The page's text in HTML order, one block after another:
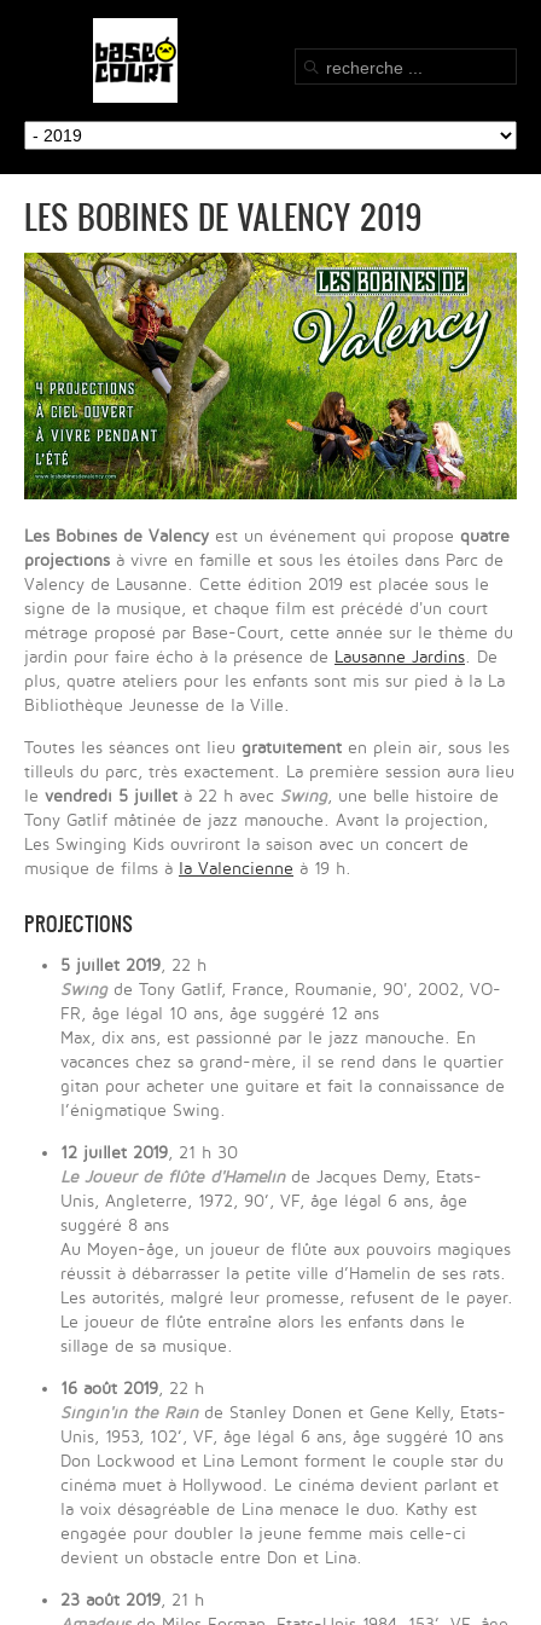
LES BOBINES DE VALENCY 2019
Les Bobines de Valency est un événement qui propose quatre
projections à vivre en famille et sous les étoiles dans Parc de
Valency de Lausanne. Cette édition 2019 est placée sous
le
signe de la musique , et c haque film est précédé d'un court
métrage proposé par Base-Court, cette année sur
le thème du
jardin pour faire écho à la présence de Lausanne Jardins. De
plus, quatre ateliers pour les enfants sont mis sur pied à la La
Bibliothèque Jeunesse de la Ville.
Toutes les séances ont lieu gratuitement en plein air, sous les
tilleuls du parc, très exactement. La première session aura lieu
le vendredi 5 juillet à 22 h avec Swing, une belle histoire de
Tony Gatlif mâtinée de jazz manouche. Avant la projection,
Les Swinging Kids ouvriront la saison avec un concert de
musique de films à la Valencienne à 19 h.
PROJECTIONS
5 juillet 2019, 22 h
Swingde Tony Gatlif, France, Roumanie, 90', 2002, VO-
FR, âge légal 10 ans, âge suggéré 12 ans
Max, dix ans, est passionné par le jazz manouche. En
vacances chez sa grand-mère, il se rend dans le quartier
gitan pour acheter une guitare et fait la connaissance de
l’énigmatique Swing.
12 juillet 2019, 21 h 30
Le Joueur de flûte d'Hamelinde Jacques Demy, Etats-
Unis, Angleterre, 1972, 90’, VF, âge légal 6 ans, âge
suggéré 8 ans
Au Moyen-âge, un joueur de flûte aux pouvoirs magiques
réussit à débarrasser la petite ville d’Hamelin de ses rats.
Les autorités, malgré leur promesse, refusent de le payer.
Le joueur de flûte entraîne alors les enfants dans le
sillage de sa musique.
16 août 2019, 22 h
Singin'in the Rainde Stanley Donen et Gene Kelly, Etats-
Unis, 1953, 102’, VF, âge légal 6 ans, âge suggéré 10 ans
Don Lockwood et Lina Lemont forment le couple star du
cinéma muet à Hollywood. Le cinéma devient parlant et
la voix désagréable de Lina menace le duo. Kathy est
engagée pour doubler la jeune femme mais celle-ci
devient un obstacle entre Don et Lina.
23 août 2019, 21 h